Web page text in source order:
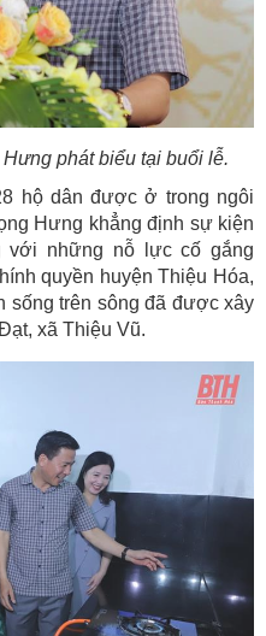
phát biểu tại buổi lễ.
hộ dân được ở trong ngôi
Hưng khẳng định sự kiện
với những nỗ lực cố gắng
quyền huyện Thiệu Hóa,
sống trên sông đã được xây
xã Thiệu Vũ.